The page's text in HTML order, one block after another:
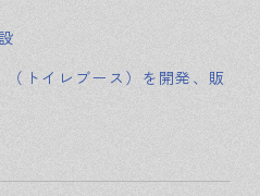
（トイレブース）を開発、販